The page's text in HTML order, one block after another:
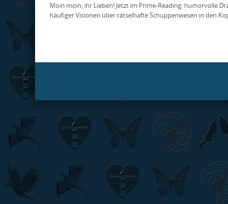
Moin moin, ihr Lieben! Jetzt im Prime-Reading: humorvolle
häufiger Visionen über rätselhafte Schuppenwesen in den